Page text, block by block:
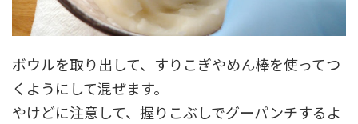
ボウルを取り出して、すりこぎやめん棒を使ってつ
くようにして混ぜます。
やけどに注意して、握りこぶしでグーパンチするよ